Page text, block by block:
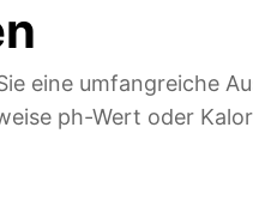
eine umfangreiche
ph-Wert oder